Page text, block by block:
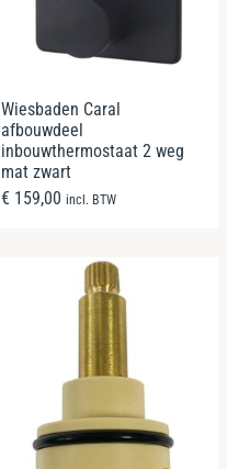
Wiesbaden Caral
afbouwdeel
inbouwthermostaat 2 weg
mat zwart
€ 159,00 incl. BTW